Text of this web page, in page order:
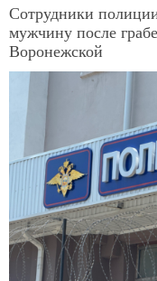
Сотрудники
мужчину после
Воронежской